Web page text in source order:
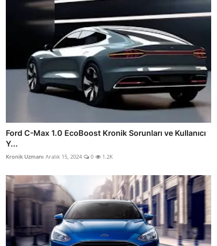
Ford C-Max 1.0 EcoBoost Kronik Sorunları ve Kullanıcı
Y...
Kronik Uzmanı Aralık 15, 2024 0 1.2K